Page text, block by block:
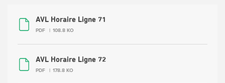
AVL Horaire Ligne 71
PDF 108.8 KO
AVL Horaire Ligne 72
PDF 178.8 KO